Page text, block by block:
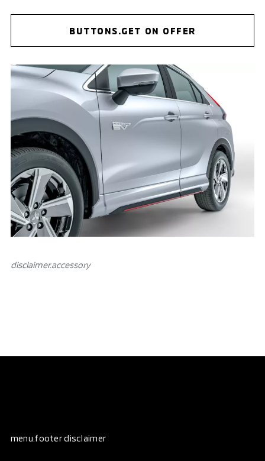
BUTTONS.GET ON OFFER
disclaimer.аccessory
menu.footer disclaimer